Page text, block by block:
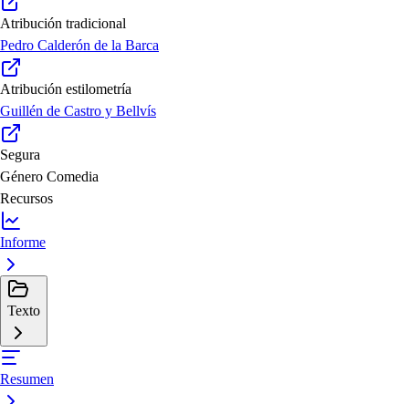
Atribución tradicional
Pedro Calderón de la Barca
Atribución estilometría
Guillén de Castro y Bellvís
Segura
Género Comedia
Recursos
Informe
Texto
Resumen